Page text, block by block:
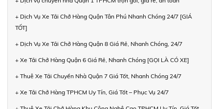
+ Dịch Vụ Xe Tải Chở Hàng Quận Tân Phú Nhanh Chóng 24/7 [GIÁ
TỐT]
+ Dịch Vụ Xe Tải Chở Hàng Quận 8 Giá Rẻ, Nhanh Chóng, 24/7
+ Xe Tải Chở Hàng Quận 6 Giá Rẻ, Nhanh Chóng [GỌI LÀ CÓ XE]
+ Thuê Xe Tải Chuyển Nhà Quận 7 Giá Tốt, Nhanh Chóng 24/7
+ Xe Tải Chở Hàng TPHCM Uy Tín, Giá Tốt – Phục Vụ 24/7